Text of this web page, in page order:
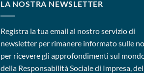
LA NOSTRA NEWSLETTER
Registra la tua email al nostro servizio di
newsletter per rimanere informato sulle
per ricevere gli approfondimenti sul
della Responsabilità Sociale di Impresa,